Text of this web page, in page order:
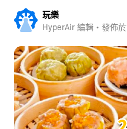
玩樂
HyperAir 編輯・發佈於